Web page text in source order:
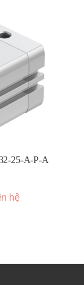
25-A-P-A
hệ